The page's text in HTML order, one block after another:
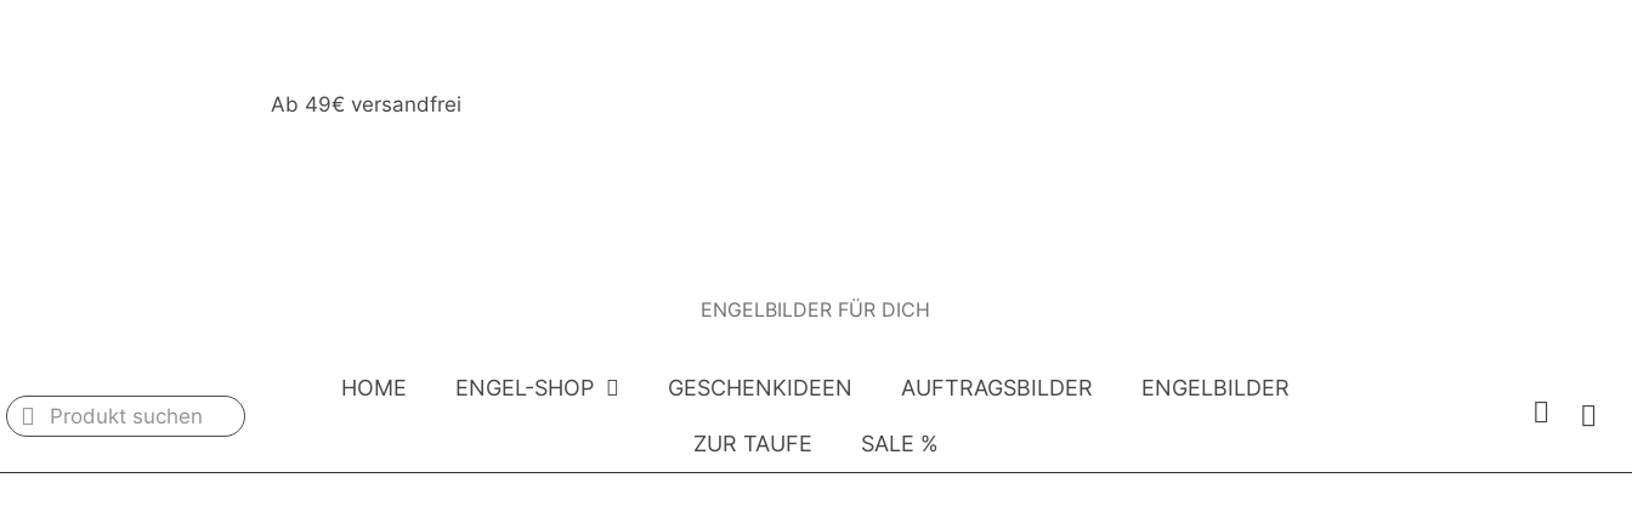
Ab 49€ versandfrei
ENGELBILDER FÜR DICH
HOME ENGEL-SHOP GESCHENKIDEEN AUFTRAGSBILDER ENGELBILDER
ZUR TAUFE SALE %